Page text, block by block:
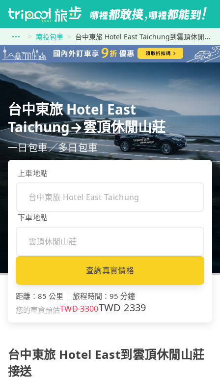
南投包車 台中東旅 Hotel East Taichung到雲頂休閒山莊
台中東旅 Hotel East
Taichung→雲頂休閒山莊
一日包車／多日包車
上車地點
下車地點
查詢真實價格
距離 ： 85 公里 旅程時間 ： 95 分鐘
您的車資預估TWD3300TWD 2339
台中東旅 Hotel East到雲頂休閒山莊
接送